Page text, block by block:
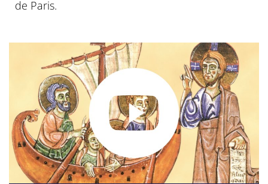
de Paris.